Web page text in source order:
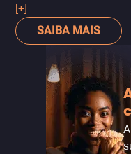
como diretor, entrega
compensando as
[+]
SAIBA MAIS